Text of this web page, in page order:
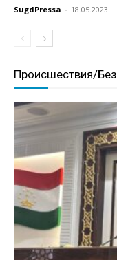
SugdPressa - 18.05.2023
Происшествия/